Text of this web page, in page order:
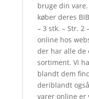
bruge din
køber deres
– 3 stk. – Str. 2
online hos
der har alle de
sortiment. Vi
blandt dem
deriblandt
varer online er